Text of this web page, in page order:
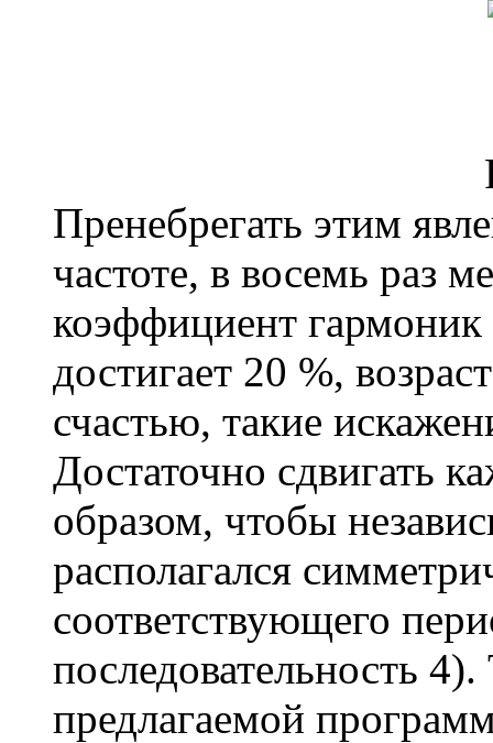
Пренебрегать этим
частоте, в восемь раз
коэффициент гармоник
достигает 20 %,
счастью, такие
Достаточно сдвигать
образом, чтобы
располагался
соответствующего
последовательность
предлагаемой